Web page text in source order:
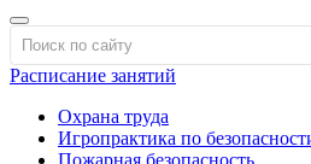
Расписание занятий
Охрана труда
Игропрактика по
Пожарная безопасность